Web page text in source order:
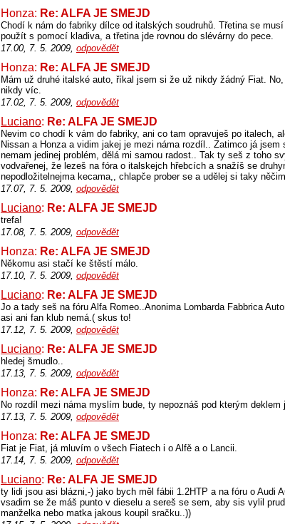
Honza: Re: ALFA JE SMEJD
Chodí k nám do fabriky dílce od italských soudruhů. Třetina se
použít s pomocí kladiva, a třetina jde rovnou do slévárny do pece.
17.00, 7. 5. 2009, odpovědět
Honza: Re: ALFA JE SMEJD
Mám už druhé italské auto, říkal jsem si že už nikdy žádný Fiat.
nikdy víc.
17.02, 7. 5. 2009, odpovědět
Luciano: Re: ALFA JE SMEJD
Nevim co chodí k vám do fabriky, ani co tam opravuješ po italech,
Nissan a Honza a vidim jakej je mezi náma rozdíl.. Zatimco já jsem
nemam jedinej problém, dělá mi samou radost.. Tak ty seš z toho
vodvařenej, že lezeš na fóra o italskejch hřebcích a snažíš se
nepodložitelnejma kecama,, chlapče prober se a udělej si taky
17.07, 7. 5. 2009, odpovědět
Luciano: Re: ALFA JE SMEJD
trefa!
17.08, 7. 5. 2009, odpovědět
Honza: Re: ALFA JE SMEJD
Někomu asi stačí ke štěstí málo.
17.10, 7. 5. 2009, odpovědět
Luciano: Re: ALFA JE SMEJD
Jo a tady seš na fóru Alfa Romeo..Anonima Lombarda Fabbrica
asi ani fan klub nemá.( skus to!
17.12, 7. 5. 2009, odpovědět
Luciano: Re: ALFA JE SMEJD
hledej šmudlo..
17.13, 7. 5. 2009, odpovědět
Honza: Re: ALFA JE SMEJD
No rozdíl mezi náma myslím bude, ty nepoznáš pod kterým deklem
17.13, 7. 5. 2009, odpovědět
Honza: Re: ALFA JE SMEJD
Fiat je Fiat, já mluvím o všech Fiatech i o Alfě a o Lancii.
17.14, 7. 5. 2009, odpovědět
Luciano: Re: ALFA JE SMEJD
ty lidi jsou asi blázni,-) jako bych měl fábii 1.2HTP a na fóru o Audi
vsadim se že máš punto v dieselu a sereš se sem, aby sis vylil
manželka nebo matka jakous koupil sračku..))